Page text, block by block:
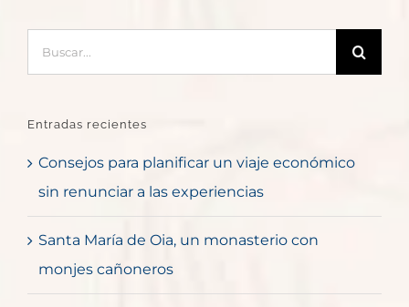
Entradas recientes
Consejos para planificar un viaje económico
sin renunciar a las experiencias
Santa María de Oia, un monasterio con
monjes cañoneros